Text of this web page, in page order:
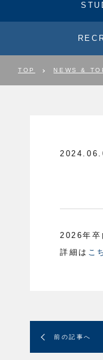
TOP NEWS &
2026年卒
詳細は こ
前の記事へ